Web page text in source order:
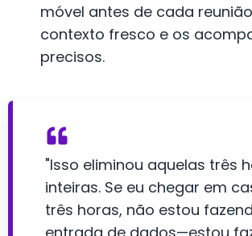
móvel antes de cada
contexto fresco e os
precisos.
"Isso eliminou aquelas três
inteiras. Se eu chegar em
três horas, não estou